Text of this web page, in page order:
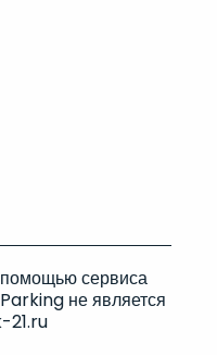
сервиса
не является
21.ru